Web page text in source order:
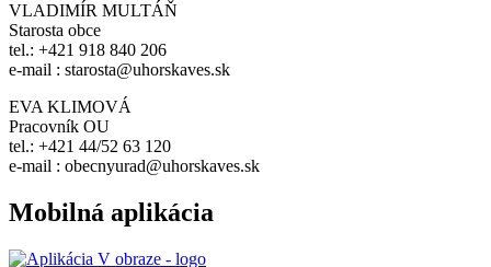
VLADIMÍR MULTÁŇ
Starosta obce
tel.: +421 918 840 206
e-mail : starosta@uhorskaves.sk
EVA KLIMOVÁ
Pracovník OU
tel.: +421 44/52 63 120
e-mail : obecnyurad@uhorskaves.sk
Mobilná aplikácia